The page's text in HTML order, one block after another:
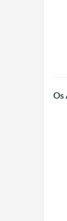
Os